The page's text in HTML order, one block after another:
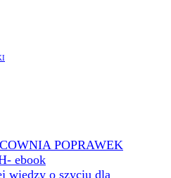
POPRAWEK
ebook
wiedzy o szyciu dla